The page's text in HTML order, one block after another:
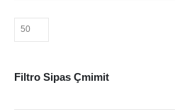
Filtro Sipas Çmimit